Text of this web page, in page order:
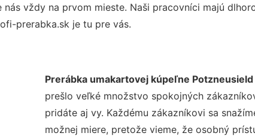
vždy na prvom mieste. Naši pracovníci majú
prerabka.sk je tu pre vás.
Prerábka umakartovej kúpeľne Potzneusield
prešlo veľké množstvo spokojných
pridáte aj vy. Každému zákazníkovi sa
možnej miere, pretože vieme, že osobný